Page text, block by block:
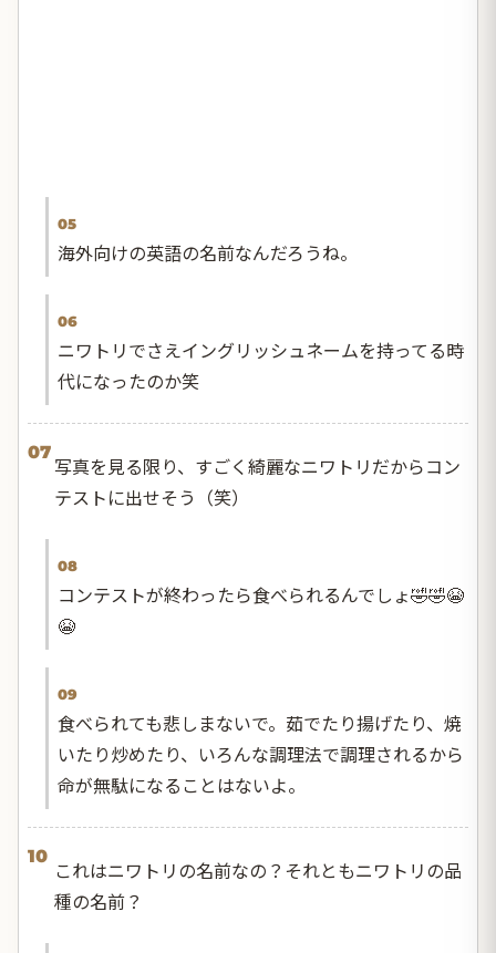
05
海外向けの英語の名前なんだろうね。
06
ニワトリでさえイングリッシュネームを持ってる時
代になったのか笑
07
写真を見る限り、すごく綺麗なニワトリだからコン
テストに出せそう（笑）
08
コンテストが終わったら食べられるんでしょ🤣🤣😭
😭
09
食べられても悲しまないで。茹でたり揚げたり、焼
いたり炒めたり、いろんな調理法で調理されるから
命が無駄になることはないよ。
10
これはニワトリの名前なの？それともニワトリの品
種の名前？